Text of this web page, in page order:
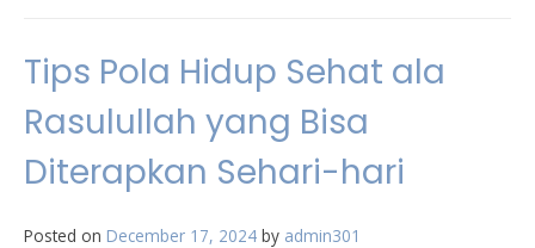
Tips Pola Hidup Sehat ala
Rasulullah yang Bisa
Diterapkan Sehari-hari
Posted on December 17, 2024 by admin301